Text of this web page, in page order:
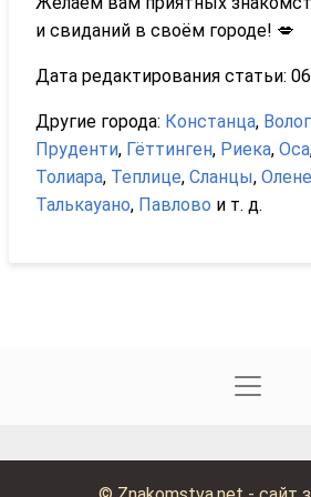
и свиданий в своём городе! 💋
Дата редактирования статьи:
Другие города: Констанца,
Пруденти, Гёттинген, Риека, Оса
Толиара, Теплице, Сланцы,
Талькауано, Павлово и т. д.